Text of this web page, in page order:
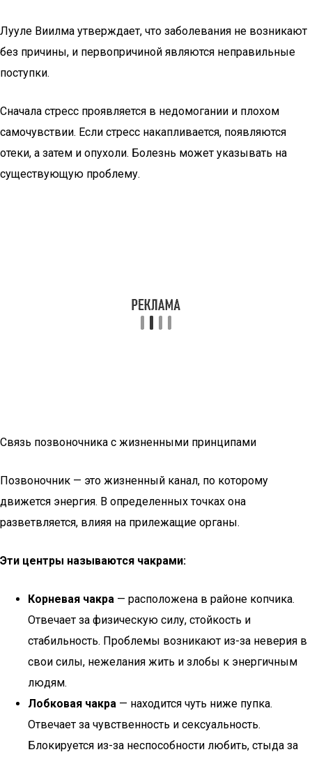
Лууле Виилма утверждает, что заболевания не возникают
без причины, и первопричиной являются неправильные
поступки.
Сначала стресс проявляется в недомогании и плохом
самочувствии. Если стресс накапливается, появляются
отеки, а затем и опухоли. Болезнь может указывать на
существующую проблему.
Связь позвоночника с жизненными принципами
Позвоночник — это жизненный канал, по которому
движется энергия. В определенных точках она
разветвляется, влияя на прилежащие органы.
Эти центры называются чакрами:
Корневая чакра — расположена в районе копчика.
Отвечает за физическую силу, стойкость и
стабильность. Проблемы возникают из-за неверия в
свои силы, нежелания жить и злобы к энергичным
людям.
Лобковая чакра — находится чуть ниже пупка.
Отвечает за чувственность и сексуальность.
Блокируется из-за неспособности любить, стыда за